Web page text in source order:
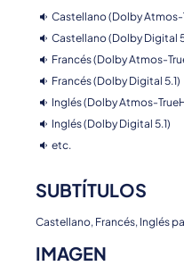
Castellano (Dolby Atmos-
Castellano (Dolby Digital
Francés (Dolby Atmos-
Francés (Dolby Digital 5.1)
Inglés (Dolby Atmos-
Inglés (Dolby Digital 5.1)
etc.
SUBTÍTULOS
Castellano, Francés, Inglés
IMAGEN